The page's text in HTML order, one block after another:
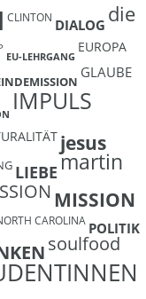
CLINTON DIALOG die
EU-LEHRGANG
EUROPA
GLAUBE
IMPULS
jesus
LIEBEmartin
MISSION
CAROLINA POLITIK
soulfood